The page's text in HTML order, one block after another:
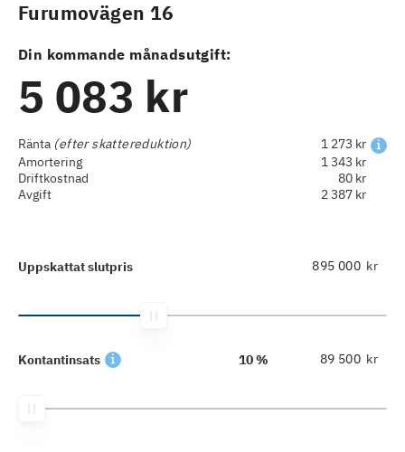
Furumovägen 16
Din kommande månadsutgift:
5 083 kr
Ränta (efter skattereduktion)
1 273 kr
Amortering
1 343 kr
Driftkostnad
80 kr
Avgift
2 387 kr
Uppskattat slutpris kr
Kontantinsats 10 % kr